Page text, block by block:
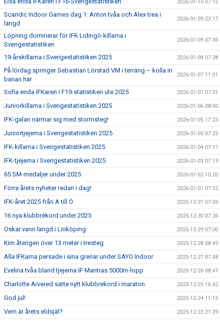
2026-01-10 07:15
Scandic Indoor Games dag 1: Anton tvåa och Alex trea i
längd
2026-01-09 23:17
Löpning dominerar för IFK Lidingö-killarna i
Sverigestatistiken
2026-01-09 07:06
19-årskillarna i Sverigestatistiken 2025 2026-01-08 07:38
På lördag springer Sebastian Lörstad VM i terräng – kolla in
banan här
2026-01-07 11:01
Sofia enda IFKaren i F19-statistiken ute 2025 2026-01-07 07:01
Juniorkillarna i Sverigestatistiken 2025 2026-01-06 08:00
IFK-galan närmar sig med stormsteg! 2026-01-05 17:23
Juniortjejerna i Sverigestatistiken 2025 2026-01-05 07:25
IFK-killarna i Sverigestatistiken 2025 2026-01-04 07:17
IFK-tjejerna i Sverigestatistiken 2025 2026-01-03 07:19
65 SM-medaljer under 2025 2026-01-02 10:20
Förra årets nyheter redan i dag! 2026-01-01 07:52
IFK-året 2025 från A till Ö 2025-12-31 07:09
16 nya klubbrekord under 2025 2025-12-30 07:26
Oskar vann längd i Linköping 2025-12-29 07:00
Kim återigen över 13 meter i tresteg 2025-12-28 08:49
Alla IFKarna persade i sina grenar under SAYO Indoor 2025-12-27 07:48
Evelina tvåa bland tjejerna IF Mantras 5000m-lopp 2025-12-26 08:47
Charlotte Arvered satte nytt klubbrekord i maraton 2025-12-25 16:42
God jul! 2025-12-24 11:15
Vem är årets eldsjäl? 2025-12-23 21:39